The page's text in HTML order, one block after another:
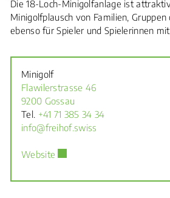
Die 18-Loch-Minigolfanlage ist
Minigolfplausch von Familien,
ebenso für Spieler und Spielerinnen
Minigolf
Flawilerstrasse 46
9200 Gossau
Tel. +41 71 385 34 34
info@freihof.swiss
Website